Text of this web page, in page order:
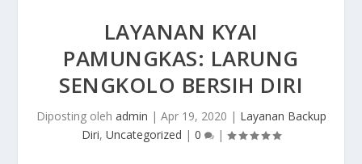
LAYANAN KYAI
PAMUNGKAS: LARUNG
SENGKOLO BERSIH DIRI
Diposting oleh admin | Apr 19, 2020 | Layanan Backup
Diri, Uncategorized | 0 |